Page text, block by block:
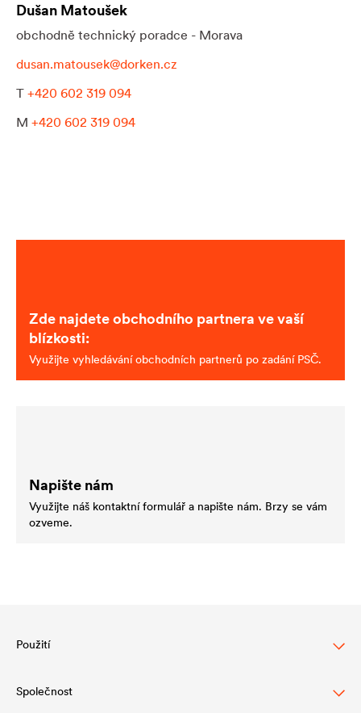
Dušan Matoušek
obchodně technický poradce - Morava
dusan.matousek@dorken.cz
T +420 602 319 094
M +420 602 319 094
Zde najdete obchodního partnera ve vaší
blízkosti:
Využijte vyhledávání obchodních partnerů po zadání PSČ.
Napište nám
Využijte náš kontaktní formulář a napište nám. Brzy se vám
ozveme.
Použití
Ochrana šikmých střech
Společnost